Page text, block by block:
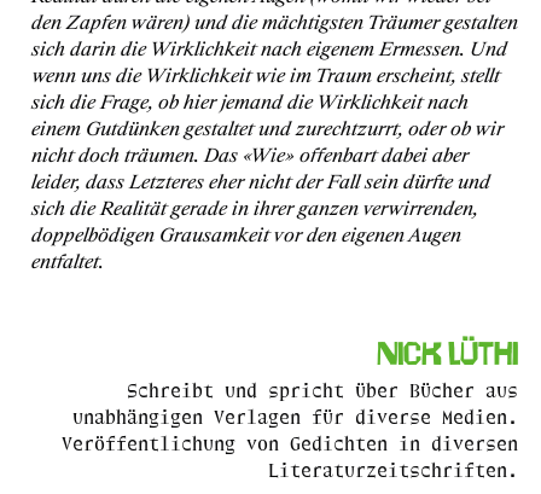
den Zapfen wären) und die mächtigsten Träumer gestalten
sich darin die Wirklichkeit nach eigenem Ermessen. Und
wenn uns die Wirklichkeit wie im Traum erscheint, stellt
sich die Frage, ob hier jemand die Wirklichkeit nach
einem Gutdünken gestaltet und zurechtzurrt, oder ob wir
nicht doch träumen. Das «Wie» offenbart dabei aber
leider, dass Letzteres eher nicht der Fall sein dürfte und
sich die Realität gerade in ihrer ganzen verwirrenden,
doppelbödigen Grausamkeit vor den eigenen Augen
entfaltet.
Nick Lüthi
Schreibt und spricht über Bücher aus
unabhängigen Verlagen für diverse Medien.
Veröffentlichung von Gedichten in diversen
Literaturzeitschriften.